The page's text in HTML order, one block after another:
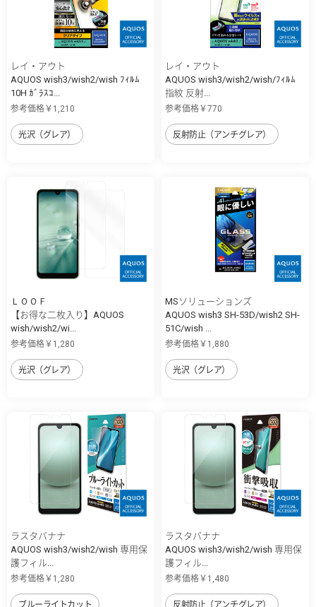
レイ・アウト
AQUOS wish3/wish2/wish ﾌｨﾙﾑ
10H ｶﾞﾗｽｺ...
参考価格￥1,210
光沢（グレア）
レイ・アウト
AQUOS wish3/wish2/wish/ﾌｨﾙﾑ
指紋 反射...
参考価格￥770
反射防止（アンチグレア）
ＬＯＯＦ
【お得な二枚入り】AQUOS
wish/wish2/wi...
参考価格￥1,280
光沢（グレア）
MSソリューションズ
AQUOS wish3 SH-53D/wish2 SH-
51C/wish ...
参考価格￥1,880
光沢（グレア）
ラスタバナナ
AQUOS wish3/wish2/wish 専用保
護フィル...
参考価格￥1,280
ブルーライトカット
ラスタバナナ
AQUOS wish3/wish2/wish 専用保
護フィル...
参考価格￥1,480
反射防止（アンチグレア）